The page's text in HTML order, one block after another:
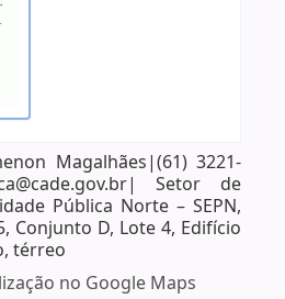
Magalhães|(61) 3221-
Setor de
Pública Norte – SEPN,
Conjunto D, Lote 4, Edifício
térreo
no Google Maps